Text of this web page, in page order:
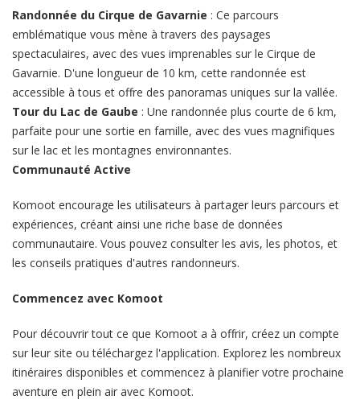
Randonnée du Cirque de Gavarnie : Ce parcours
emblématique vous mène à travers des paysages
spectaculaires, avec des vues imprenables sur le Cirque de
Gavarnie. D'une longueur de 10 km, cette randonnée est
accessible à tous et offre des panoramas uniques sur la vallée.
Tour du Lac de Gaube : Une randonnée plus courte de 6 km,
parfaite pour une sortie en famille, avec des vues magnifiques
sur le lac et les montagnes environnantes.
Communauté Active
Komoot encourage les utilisateurs à partager leurs parcours et
expériences, créant ainsi une riche base de données
communautaire. Vous pouvez consulter les avis, les photos, et
les conseils pratiques d'autres randonneurs.
Commencez avec Komoot
Pour découvrir tout ce que Komoot a à offrir, créez un compte
sur leur site ou téléchargez l'application. Explorez les nombreux
itinéraires disponibles et commencez à planifier votre prochaine
aventure en plein air avec Komoot.